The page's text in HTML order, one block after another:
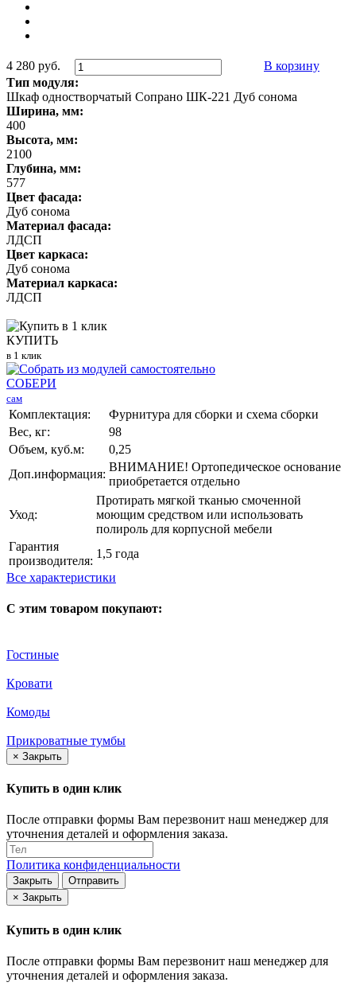
4 280 руб.
В корзину
Тип модуля:
Шкаф одностворчатый Сопрано ШК-221 Дуб сонома
Ширина, мм:
400
Высота, мм:
2100
Глубина, мм:
577
Цвет фасада:
Дуб сонома
Материал фасада:
ЛДСП
Цвет каркаса:
Дуб сонома
Материал каркаса:
ЛДСП
КУПИТЬ
в 1 клик
СОБЕРИ
сам
Комплектация:
Фурнитура для сборки и схема сборки
Вес, кг:
98
Объем, куб.м:
0,25
Доп.информация:
ВНИМАНИЕ! Ортопедическое основание
приобретается отдельно
Уход:
Протирать мягкой тканью смоченной
моющим средством или использовать
полироль для корпусной мебели
Гарантия
производителя:
1,5 года
Все характеристики
С этим товаром покупают:
Гостиные
Кровати
Комоды
Прикроватные тумбы
× Закрыть
Купить в один клик
После отправки формы Вам перезвонит наш менеджер для
уточнения деталей и оформления заказа.
Политика конфиденциальности
Закрыть
Отправить
× Закрыть
Купить в один клик
После отправки формы Вам перезвонит наш менеджер для
уточнения деталей и оформления заказа.